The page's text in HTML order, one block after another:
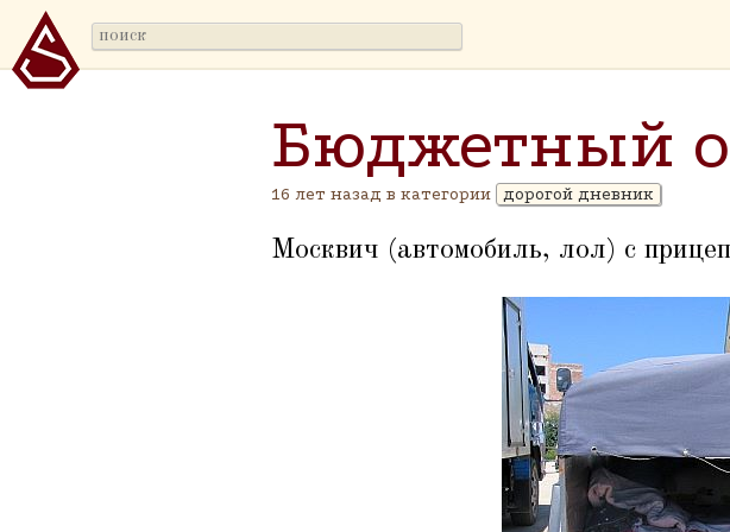
Бюджетный
16 лет назад в категории дорогой дневник
Москвич (автомобиль, лол) с